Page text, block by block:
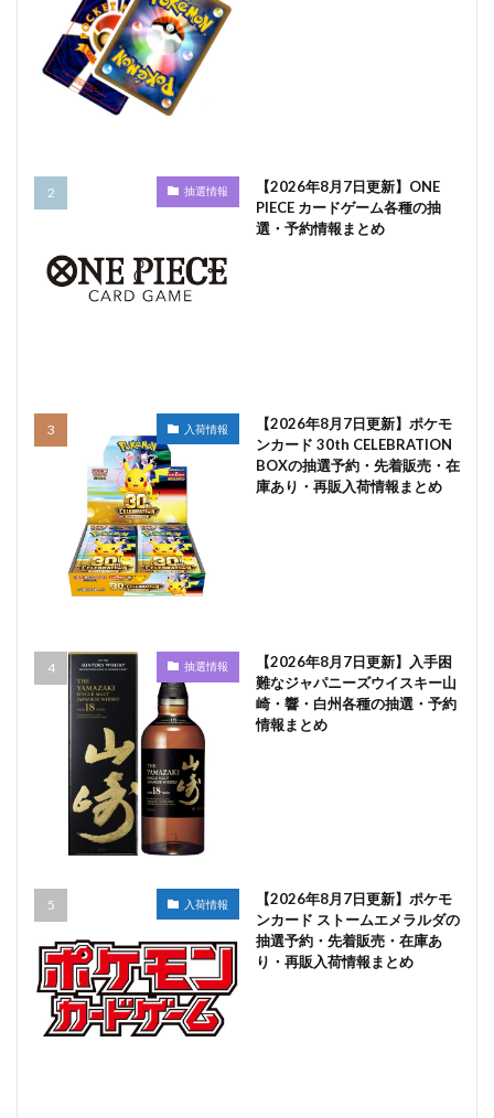
抽選情報
【2026年8月7日更新】ONE
PIECE カードゲーム各種の抽
選・予約情報まとめ
入荷情報
【2026年8月7日更新】ポケモ
ンカード 30th CELEBRATION
BOXの抽選予約・先着販売・在
庫あり・再販入荷情報まとめ
抽選情報
【2026年8月7日更新】入手困
難なジャパニーズウイスキー山
崎・響・白州各種の抽選・予約
情報まとめ
入荷情報
【2026年8月7日更新】ポケモ
ンカード ストームエメラルダの
抽選予約・先着販売・在庫あ
り・再販入荷情報まとめ